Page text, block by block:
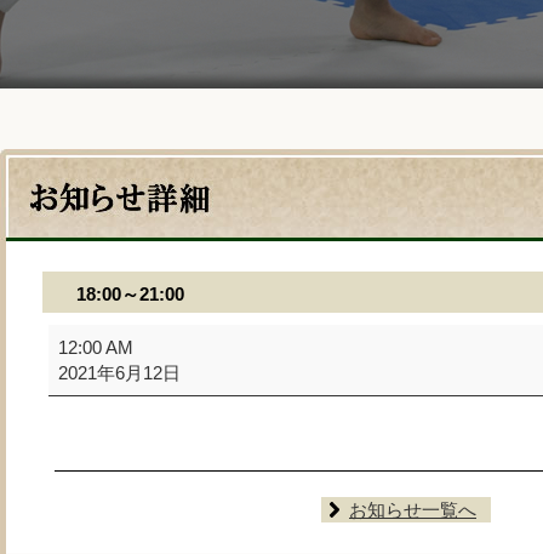
18:00～21:00
18:00
～
12:00 AM
2021年6月12日
お知らせ一覧へ